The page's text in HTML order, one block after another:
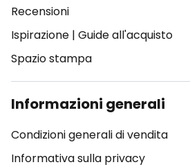
Recensioni
Ispirazione | Guide all'acquisto
Spazio stampa
Informazioni generali
Condizioni generali di vendita
Informativa sulla privacy